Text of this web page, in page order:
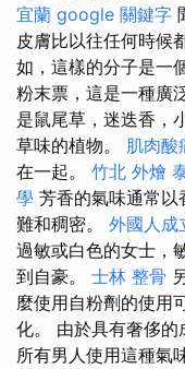
宜蘭 google 關鍵字
皮膚比以往任何時候
如，這樣的分子是一
粉末票，這是一種廣
是鼠尾草，迷迭香，
草味的植物。 肌肉酸
在一起。 竹北 外燴
學 芳香的氣味通常以
難和稠密。 外國人成
過敏或白色的女士，
到自豪。 士林 整骨
麼使用自粉劑的使用
化。 由於具有奢侈
所有男人使用這種氣